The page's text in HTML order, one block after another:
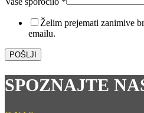
Želim prejemati zanimive
emailu.
POŠLJI
SPOZNAJTE